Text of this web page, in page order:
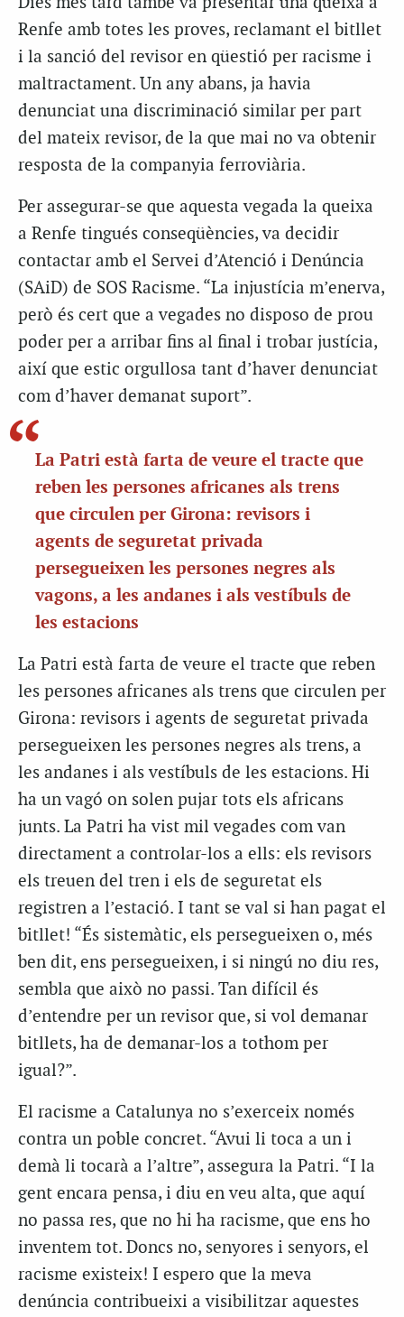
Renfe amb totes les proves, reclamant el bitllet
i la sanció del revisor en qüestió per racisme i
maltractament. Un any abans, ja havia
denunciat una discriminació similar per part
del mateix revisor, de la que mai no va obtenir
resposta de la companyia ferroviària.
Per assegurar-se que aquesta vegada la queixa
a Renfe tingués conseqüències, va decidir
contactar amb el Servei d’Atenció i Denúncia
(SAiD) de SOS Racisme. “La injustícia m’enerva,
però és cert que a vegades no disposo de prou
poder per a arribar fins al final i trobar justícia,
així que estic orgullosa tant d’haver denunciat
com d’haver demanat suport”.
La Patri està farta de veure el tracte que
reben les persones africanes als trens
que circulen per Girona: revisors i
agents de seguretat privada
persegueixen les persones negres als
vagons, a les andanes i als vestíbuls de
les estacions
La Patri està farta de veure el tracte que reben
les persones africanes als trens que circulen per
Girona: revisors i agents de seguretat privada
persegueixen les persones negres als trens, a
les andanes i als vestíbuls de les estacions. Hi
ha un vagó on solen pujar tots els africans
junts. La Patri ha vist mil vegades com van
directament a controlar-los a ells: els revisors
els treuen del tren i els de seguretat els
registren a l’estació. I tant se val si han pagat el
bitllet! “És sistemàtic, els persegueixen o, més
ben dit, ens persegueixen, i si ningú no diu res,
sembla que això no passi. Tan difícil és
d’entendre per un revisor que, si vol demanar
bitllets, ha de demanar-los a tothom per
igual?”.
El racisme a Catalunya no s’exerceix només
contra un poble concret. “Avui li toca a un i
demà li tocarà a l’altre”, assegura la Patri. “I la
gent encara pensa, i diu en veu alta, que aquí
no passa res, que no hi ha racisme, que ens ho
inventem tot. Doncs no, senyores i senyors, el
racisme existeix! I espero que la meva
denúncia contribueixi a visibilitzar aquestes